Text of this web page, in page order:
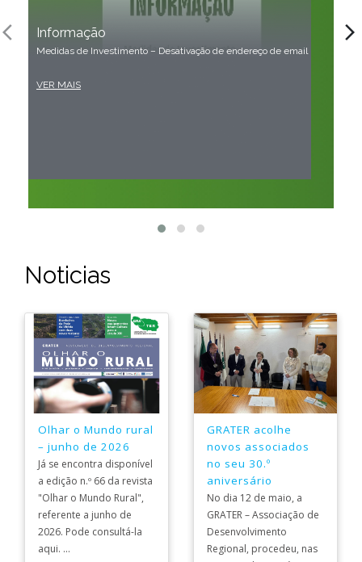
Informação
Medidas de Investimento – Desativação de endereço de email
VER MAIS
arrow_back_ios arrow_forward_ios
Noticias
Olhar o Mundo rural
– junho de 2026
Já se encontra disponível
a edição n.º 66 da revista
"Olhar o Mundo Rural",
referente a junho de
2026. Pode consultá-la
aqui. ...
GRATER acolhe
novos associados
no seu 30.º
aniversário
No dia 12 de maio, a
GRATER – Associação de
Desenvolvimento
Regional, procedeu, nas